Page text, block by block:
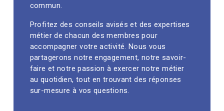
commun.
Profitez des conseils avisés et des expertises
métier de chacun des membres pour
accompagner votre activité. Nous vous
partagerons notre engagement, notre savoir-
faire et notre passion à exercer notre métier
au quotidien, tout en trouvant des réponses
sur-mesure à vos questions.